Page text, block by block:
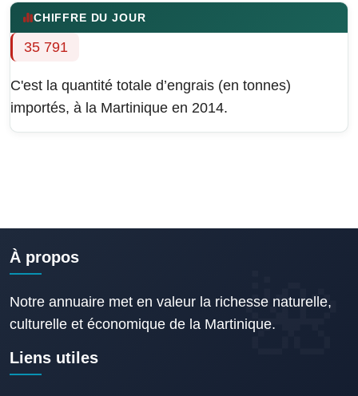
CHIFFRE DU JOUR
35 791
C'est la quantité totale d’engrais (en tonnes)
importés, à la Martinique en 2014.
À propos
Notre annuaire met en valeur la richesse naturelle,
culturelle et économique de la Martinique.
Liens utiles